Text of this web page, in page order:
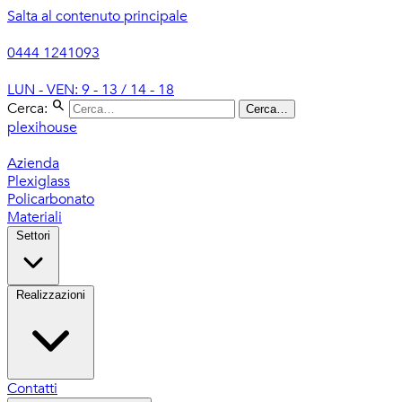
Salta al contenuto principale
0444 1241093
LUN - VEN: 9 - 13 / 14 - 18
Cerca: search Cerca…
plexihouse
Azienda
Plexiglass
Policarbonato
Materiali
Settori
Realizzazioni
Contatti